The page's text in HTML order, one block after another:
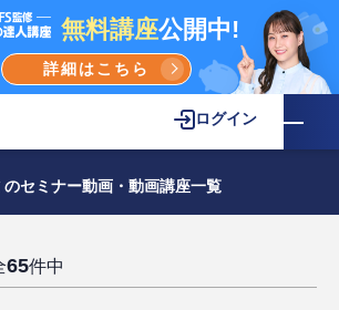
無料講座公開中!
詳細はこちら
ログイン
のセミナー動画・動画講座一覧
65件中